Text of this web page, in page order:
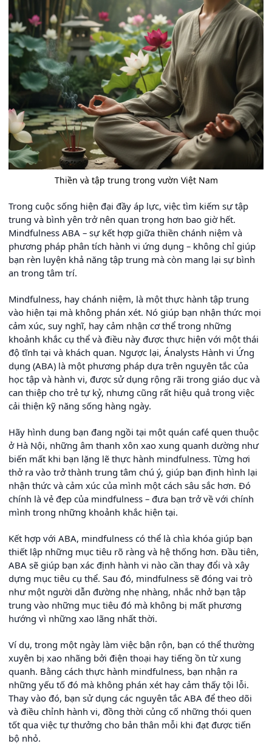
Thiền và tập trung trong vườn Việt Nam
Trong cuộc sống hiện đại đầy áp lực, việc tìm kiếm sự tập
trung và bình yên trở nên quan trọng hơn bao giờ hết.
Mindfulness ABA – sự kết hợp giữa thiền chánh niệm và
phương pháp phân tích hành vi ứng dụng – không chỉ giúp
bạn rèn luyện khả năng tập trung mà còn mang lại sự bình
an trong tâm trí.
Mindfulness, hay chánh niệm, là một thực hành tập trung
vào hiện tại mà không phán xét. Nó giúp bạn nhận thức mọi
cảm xúc, suy nghĩ, hay cảm nhận cơ thể trong những
khoảnh khắc cụ thể và điều này được thực hiện với một thái
độ tĩnh tại và khách quan. Ngược lại, Ánalysts Hành vi Ứng
dụng (ABA) là một phương pháp dựa trên nguyên tắc của
học tập và hành vi, được sử dụng rộng rãi trong giáo dục và
can thiệp cho trẻ tự kỷ, nhưng cũng rất hiệu quả trong việc
cải thiện kỹ năng sống hàng ngày.
Hãy hình dung bạn đang ngồi tại một quán café quen thuộc
ở Hà Nội, những âm thanh xôn xao xung quanh dường như
biến mất khi bạn lặng lẽ thực hành mindfulness. Từng hơi
thở ra vào trở thành trung tâm chú ý, giúp bạn định hình lại
nhận thức và cảm xúc của mình một cách sâu sắc hơn. Đó
chính là vẻ đẹp của mindfulness – đưa bạn trở về với chính
mình trong những khoảnh khắc hiện tại.
Kết hợp với ABA, mindfulness có thể là chìa khóa giúp bạn
thiết lập những mục tiêu rõ ràng và hệ thống hơn. Đầu tiên,
ABA sẽ giúp bạn xác định hành vi nào cần thay đổi và xây
dựng mục tiêu cụ thể. Sau đó, mindfulness sẽ đóng vai trò
như một người dẫn đường nhẹ nhàng, nhắc nhở bạn tập
trung vào những mục tiêu đó mà không bị mất phương
hướng vì những xao lãng nhất thời.
Ví dụ, trong một ngày làm việc bận rộn, bạn có thể thường
xuyên bị xao nhãng bởi điện thoại hay tiếng ồn từ xung
quanh. Bằng cách thực hành mindfulness, bạn nhận ra
những yếu tố đó mà không phán xét hay cảm thấy tội lỗi.
Thay vào đó, bạn sử dụng các nguyên tắc ABA để theo dõi
và điều chỉnh hành vi, đồng thời củng cố những thói quen
tốt qua việc tự thưởng cho bản thân mỗi khi đạt được tiến
bộ nhỏ.